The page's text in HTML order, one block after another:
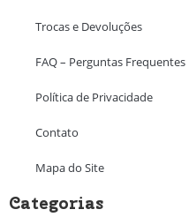
Trocas e Devoluções
FAQ – Perguntas Frequentes
Política de Privacidade
Contato
Mapa do Site
Categorias